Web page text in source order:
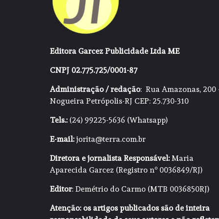
Editora Garcez Publicidade Ltda ME
CNPJ 02.775.725/0001-87
Administração / redação: Rua Amazonas, 200
Nogueira Petrópolis-RJ CEP: 25.730-310
Tels.:(24) 99225-5636 (Whatsapp)
E-mail:jorita@terra.com.br
Diretora e jornalista Responsável:Maria
Aparecida Garcez (Registro nº 0036849/RJ)
Editor: Demétrio do Carmo (MTB 0036850RJ)
Atenção: os artigos publicados são de inteira